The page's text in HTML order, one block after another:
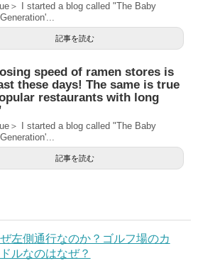
＞ I started a blog called "The Baby
記事を読む
speed of ramen stores is
these days! The same is true
restaurants with long
＞ I started a blog called "The Baby
記事を読む
左側通行なのか？ゴルフ場のカ
ルなのはなぜ？